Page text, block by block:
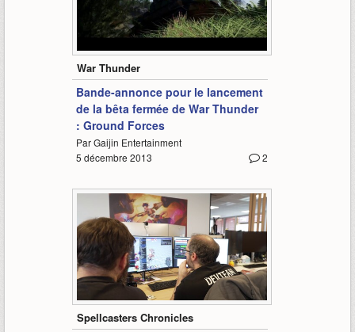
1:34
War Thunder
Bande-annonce pour le lancement
de la bêta fermée de War Thunder
: Ground Forces
Par Gaijin Entertainment
2
5 décembre 2013
5:36
Spellcasters Chronicles